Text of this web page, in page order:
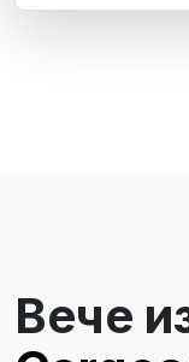
Вече